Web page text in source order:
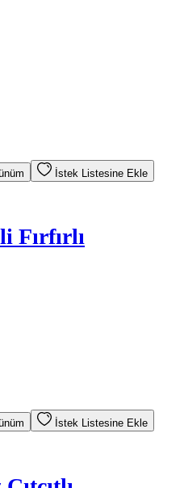
İstek Listesine Ekle
Fırfırlı
İstek Listesine Ekle